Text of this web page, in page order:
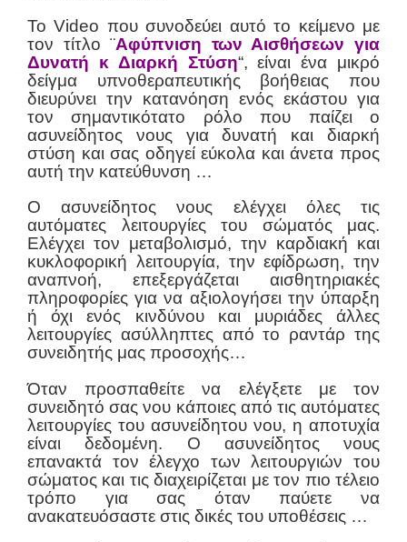
Το Video που συνοδεύει αυτό το κείμενο με
τον τίτλο ¨Αφύπνιση των Αισθήσεων για
Δυνατή κ Διαρκή Στύση“, είναι ένα μικρό
δείγμα υπνοθεραπευτικής βοήθειας που
διευρύνει την κατανόηση ενός εκάστου για
τον σημαντικότατο ρόλο που παίζει ο
ασυνείδητος νους για δυνατή και διαρκή
στύση και σας οδηγεί εύκολα και άνετα προς
αυτή την κατεύθυνση …
O ασυνείδητος νους ελέγχει όλες τις
αυτόματες λειτουργίες του σώματός μας.
Ελέγχει τον μεταβολισμό, την καρδιακή και
κυκλοφορική λειτουργία, την εφίδρωση, την
αναπνοή, επεξεργάζεται αισθητηριακές
πληροφορίες για να αξιολογήσει την ύπαρξη
ή όχι ενός κινδύνου και μυριάδες άλλες
λειτουργίες ασύλληπτες από το ραντάρ της
συνειδητής μας προσοχής…
Όταν προσπαθείτε να ελέγξετε με τον
συνειδητό σας νου κάποιες από τις αυτόματες
λειτουργίες του ασυνείδητου νου, η αποτυχία
είναι δεδομένη. Ο ασυνείδητος νους
επανακτά τον έλεγχο των λειτουργιών του
σώματος και τις διαχειρίζεται με τον πιο τέλειο
τρόπο για σας όταν παύετε να
ανακατευόσαστε στις δικές του υποθέσεις …